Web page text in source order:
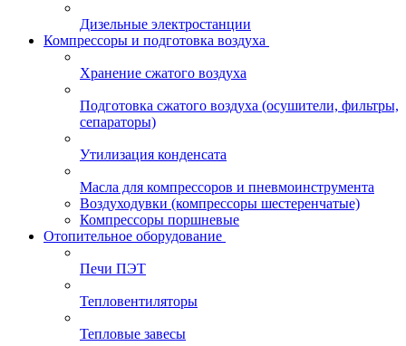
Дизельные электростанции
Компрессоры и подготовка воздуха
Хранение сжатого воздуха
Подготовка сжатого воздуха (осушители, фильтры,
сепараторы)
Утилизация конденсата
Масла для компрессоров и пневмоинструмента
Воздуходувки (компрессоры шестеренчатые)
Компрессоры поршневые
Отопительное оборудование
Печи ПЭТ
Тепловентиляторы
Тепловые завесы